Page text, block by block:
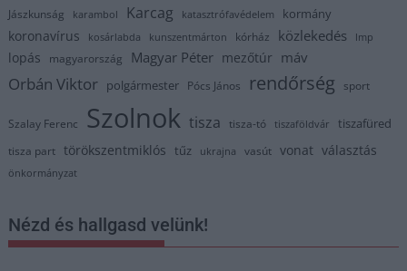
Jászkunság karambol Karcag katasztrófavédelem kormány
koronavírus kosárlabda kunszentmárton kórház közlekedés lmp
lopás magyarország Magyar Péter mezőtúr máv
Orbán Viktor polgármester Pócs János rendőrség sport
Szalay Ferenc Szolnok tisza tisza-tó tiszaföldvár tiszafüred
tisza part törökszentmiklós tűz ukrajna vasút vonat választás
önkormányzat
Nézd és hallgasd velünk!